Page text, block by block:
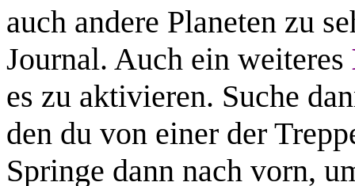
auch andere Planeten zu
Journal. Auch ein weiteres
es zu aktivieren. Suche
den du von einer der
Springe dann nach vorn,